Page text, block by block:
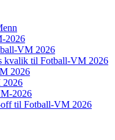
2026
VM 2026
kvalik til Fotball-VM 2026
2026
2026
2026
til Fotball-VM 2026